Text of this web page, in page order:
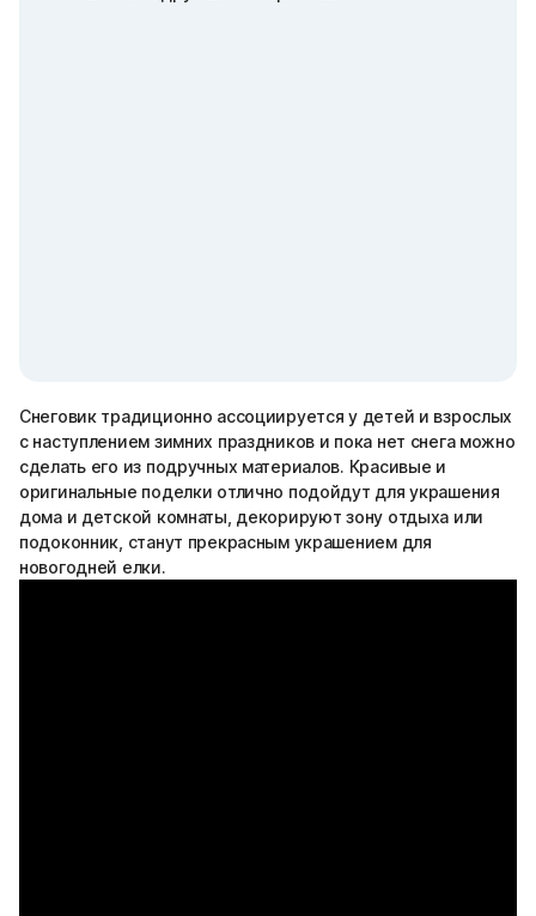
Снеговик традиционно ассоциируется у детей и взрослых
с наступлением зимних праздников и пока нет снега можно
сделать его из подручных материалов. Красивые и
оригинальные поделки отлично подойдут для украшения
дома и детской комнаты, декорируют зону отдыха или
подоконник, станут прекрасным украшением для
новогодней елки.